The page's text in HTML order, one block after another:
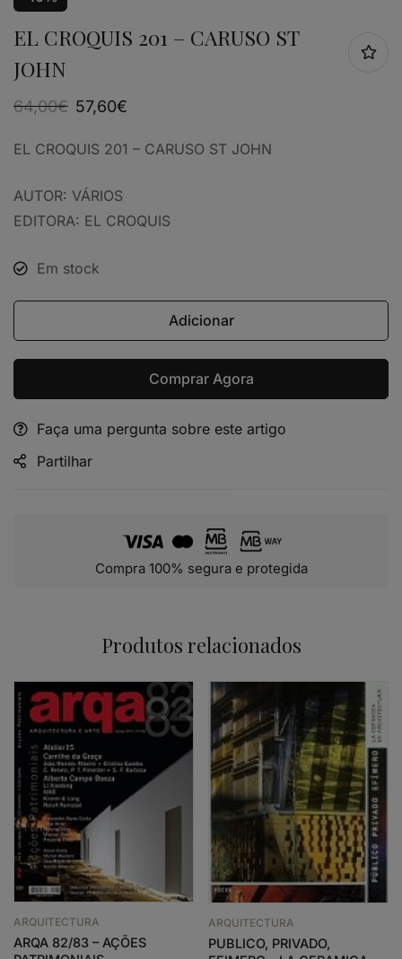
EL CROQUIS 201 – CARUSO ST
JOHN
64,00€ 57,60€
EL CROQUIS 201 – CARUSO ST JOHN
AUTOR: VÁRIOS
EDITORA: EL CROQUIS
Em stock
Adicionar
Comprar Agora
Alternative:
Faça uma pergunta sobre este artigo
Partilhar
Compra 100% segura e protegida
Produtos relacionados
ARQUITECTURA
ARQA 82/83 – AÇÕES
ARQUITECTURA
PUBLICO, PRIVADO,